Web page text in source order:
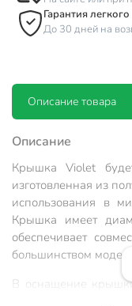
Гарантия
До 30 дней на
Описание товара
Описание
Крышка Violet
изготовленная из
использования в
Крышка имеет
обеспечивает
большинством
В оснащение